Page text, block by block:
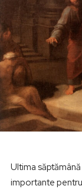
Ultima
importante